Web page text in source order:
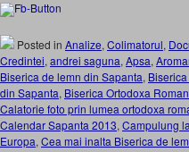
Posted in Analize, Colimatorul,
Credintei, andrei saguna, Apsa,
Biserica de lemn din Sapanta,
din Sapanta, Biserica Ortodoxa
Calatorie foto prin lumea ortodoxa
Calendar Sapanta 2013, Campulung
Europa, Cea mai inalta Biserica de